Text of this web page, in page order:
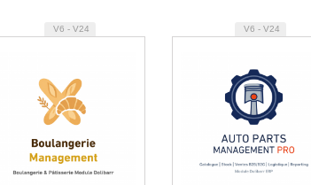
V6 - V24 V6 - V24